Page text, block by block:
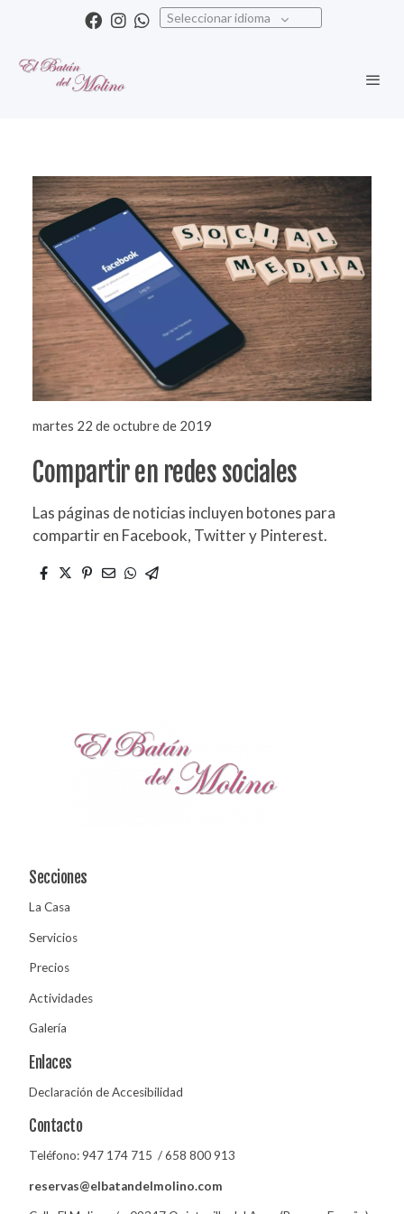
Seleccionar idioma
martes 22 de octubre de 2019
Compartir en redes sociales
Las páginas de noticias incluyen botones para
compartir en Facebook, Twitter y Pinterest.
Secciones
La Casa
Servicios
Precios
Actividades
Galería
Enlaces
Declaración de Accesibilidad
Contacto
Teléfono:947 174 715 /658 800 913
reservas@elbatandelmolino.com